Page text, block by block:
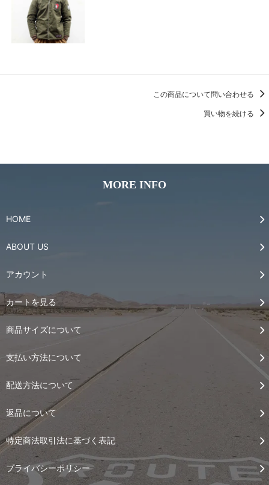
この商品について問い合わせる
買い物を続ける
MORE INFO
HOME
ABOUT US
アカウント
カートを見る
商品サイズについて
支払い方法について
配送方法について
返品について
特定商法取引法に基づく表記
プライバシーポリシー